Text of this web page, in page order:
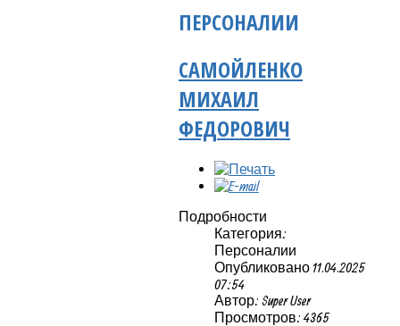
ПЕРСОНАЛИИ
САМОЙЛЕНКО
МИХАИЛ
ФЕДОРОВИЧ
Подробности
Категория:
Персоналии
Опубликовано 11.04.2025
07:54
Автор: Super User
Просмотров: 4365